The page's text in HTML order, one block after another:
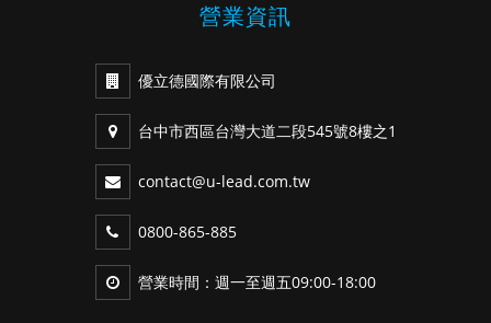
營業資訊
優立德國際有限公司
台中市西區台灣大道二段545號8樓之1
contact@u-lead.com.tw
0800-865-885
營業時間：週一至週五09:00-18:00